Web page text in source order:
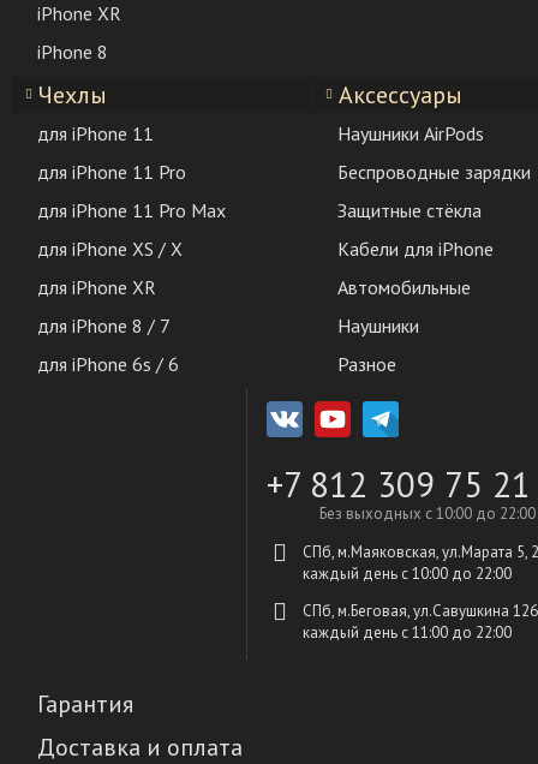
iPhone XR
iPhone 8
Чехлы
для iPhone 11
для iPhone 11 Pro
для iPhone 11 Pro Max
для iPhone XS / X
для iPhone XR
для iPhone 8 / 7
для iPhone 6s / 6
Аксессуары
Наушники AirPods
Беспроводные зарядки
Защитные стёкла
Кабели для iPhone
Автомобильные
Наушники
Разное
+7 812 309 75 21
Без выходных с 10:00 до 22:00
СПб, м.Маяковская, ул.Марата 5,
каждый день c 10:00 до 22:00
СПб, м.Беговая, ул.Савушкина
каждый день c 11:00 до 22:00
Гарантия
Доставка и оплата